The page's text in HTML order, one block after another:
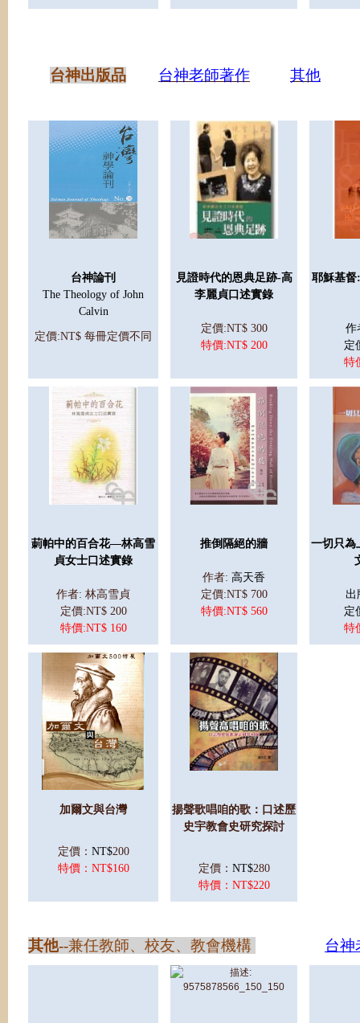
台神出版品 台神老師著作 其他
台神論刊
The Theology of John
Calvin
定價:NT$ 每冊定價不同
見證時代的恩典足跡-高
李麗貞口述實錄
定價:NT$ 300
特價:NT$ 200
耶穌基督:
定
特
莿帕中的百合花—林高雪
貞女士口述實錄
作者: 林高雪貞
定價:NT$ 200
特價:NT$ 160
推倒隔絕的牆
作者: 高天香
定價:NT$ 700
特價:NT$ 560
一切只為
出
定
特
加爾文與台灣
定價： NT$200
特價：NT$160
揚聲歌唱咱的歌：口述歷
史宇教會史研究探討
定價： NT$280
特價：NT$220
其他--兼任教師、校友、教會機構 台神